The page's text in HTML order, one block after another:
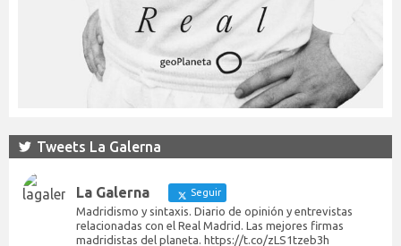
Tweets La Galerna
La Galerna Seguir
Madridismo y sintaxis. Diario de opinión y entrevistas
relacionadas con el Real Madrid. Las mejores firmas
madridistas del planeta. https://t.co/zLS1tzeb3h